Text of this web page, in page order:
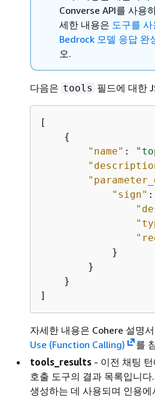
Converse API를 사용
세한 내용은 도구를
Bedrock 모델 응답 완
오.
다음은 tools 필드에 대한
[
{
"name" :
"sign" :
            }
        }
    }
]
자세한 내용은 Cohere 설명
Use (Function Calling)
를
tools_results - 이전 채팅
호출 도구의 결과 목록입니
생성하는 데 사용되며 인용에